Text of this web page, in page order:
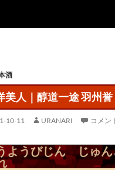
酒
美人｜醇道一途 羽州誉
10-11 URANARI コメン
ようびじん じゅ